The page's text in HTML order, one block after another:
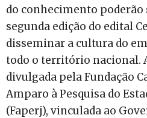
do conhecimento
segunda edição do edital
disseminar a cultura do
todo o território nacional.
divulgada pela Fundação
Amparo à Pesquisa do
(Faperj), vinculada ao